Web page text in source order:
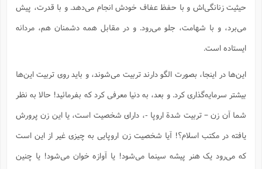
حیثیت زنانگی‌اش و با حفظ عفاف خودش انجام می‌دهد. و با قدرت، پیش
می‌برد، و با شهامت، جلو می‌رود. و در مقابل همه دشمنان هم، مردانه
ایستاده است.
این‌ها در اینجا، بصورت الگو دارند تربیت می‌شوند، و باید روی تربیت این‌ها
بیشتر سرمایه‌گذاری کرد. و بعد، به دنیا معرفی کرد که بفرمائید! حالا به نظر
شما آن زن – تربیت شدة اروپا -، دارای شخصیت است، یا این زن پرورش
یافته در مکتب اسلام؟! آیا شخصیت زن اروپایی به چیزی غیر از این است
که می‌رود یک هنر پیشه سینما می‌شود! یا آوازه خوان می‌شود! یا چنین